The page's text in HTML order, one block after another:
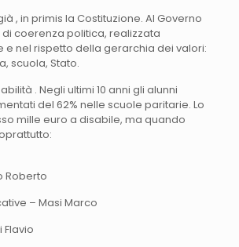
, in primis la Costituzione. Al Governo
coerenza politica, realizzata
e nel rispetto della gerarchia dei valori:
scuola, Stato.
. Negli ultimi 10 anni gli alunni
del 62% nelle scuole paritarie. Lo
mille euro a disabile, ma quando
Roberto
– Masi Marco
Flavio